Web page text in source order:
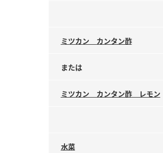
ミツカン カンタン酢
または
ミツカン カンタン酢 レモン
水菜